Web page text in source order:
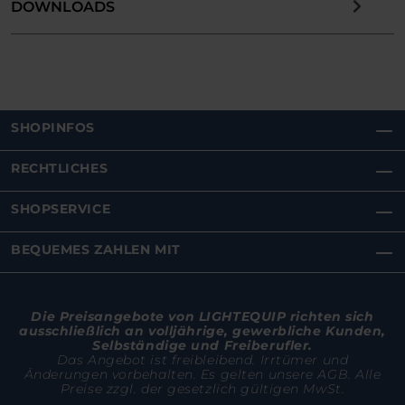
DOWNLOADS
SHOPINFOS
RECHTLICHES
SHOPSERVICE
BEQUEMES ZAHLEN MIT
Die Preisangebote von LIGHTEQUIP richten sich
ausschließlich an volljährige, gewerbliche Kunden,
Selbständige und Freiberufler.
Das Angebot ist freibleibend. Irrtümer und
Änderungen vorbehalten. Es gelten unsere AGB. Alle
Preise zzgl. der gesetzlich gültigen MwSt.